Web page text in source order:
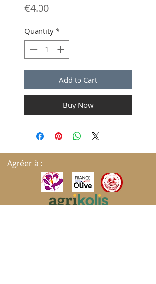
€4.00Price
Quantity *
Add to Cart
Buy Now
Agréer à :